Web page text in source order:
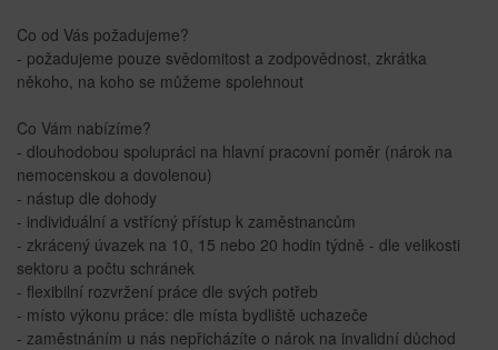
Co od Vás požadujeme?
- požadujeme pouze svědomitost a zodpovědnost, zkrátka
někoho, na koho se můžeme spolehnout
Co Vám nabízíme?
- dlouhodobou spolupráci na hlavní pracovní poměr (nárok na
nemocenskou a dovolenou)
- nástup dle dohody
- individuální a vstřícný přístup k zaměstnancům
- zkrácený úvazek na 10, 15 nebo 20 hodin týdně - dle velikosti
sektoru a počtu schránek
- flexibilní rozvržení práce dle svých potřeb
- místo výkonu práce: dle místa bydliště uchazeče
- zaměstnáním u nás nepřicházíte o nárok na invalidní důchod